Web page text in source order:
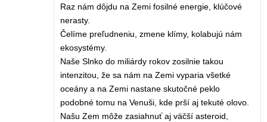
Raz nám dôjdu na Zemi fosilné energie, klúčové
nerasty.
Čelíme preľudneniu, zmene klímy, kolabujú nám
ekosystémy.
Naše Slnko do miliárdy rokov zosilnie takou
intenzitou, že sa nám na Zemi vyparia všetké
oceány a na Zemi nastane skutočné peklo
podobné tomu na Venuši, kde prší aj tekuté olovo.
Našu Zem môže zasiahnuť aj väčší asteroid,